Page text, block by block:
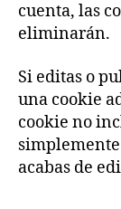
cuenta, las
eliminarán.
Si editas o
una cookie
cookie no
acabas de